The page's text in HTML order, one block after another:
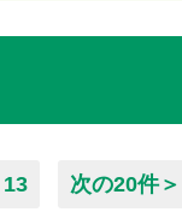
13 次の20件＞